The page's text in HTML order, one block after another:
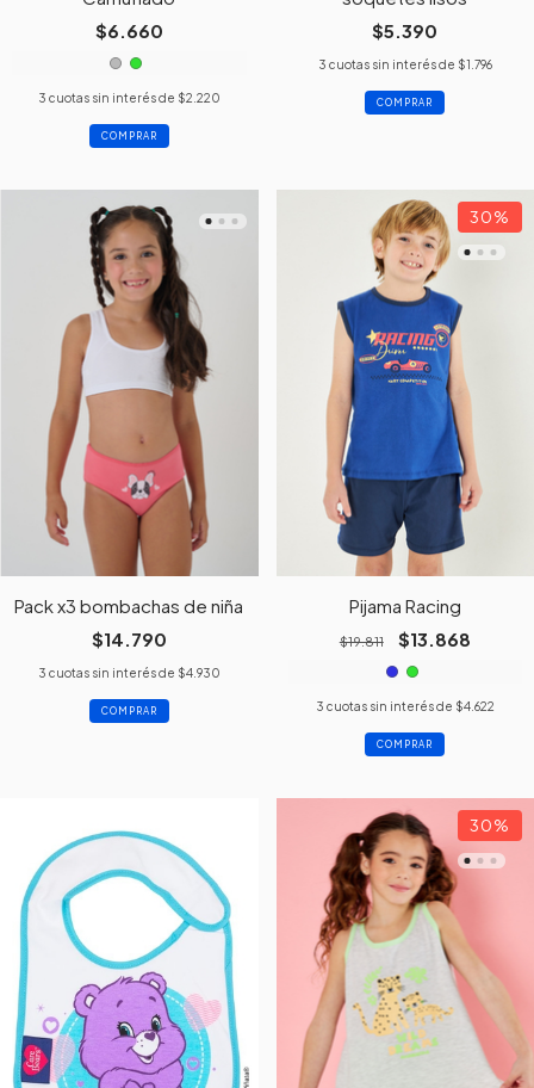
$6.660
3 cuotas sin interés de $2.220
COMPRAR
$5.390
3 cuotas sin interés de $1.796
COMPRAR
Pack x3 bombachas de niña
$14.790
3 cuotas sin interés de $4.930
COMPRAR
30%
Pijama Racing
$19.811 $13.868
3 cuotas sin interés de $4.622
COMPRAR
30%